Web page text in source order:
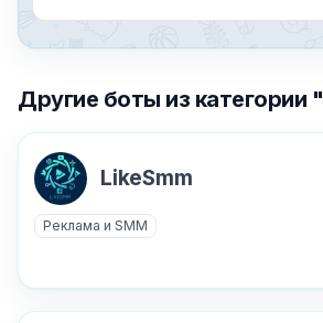
Другие боты из категории "
LikeSmm
Реклама и SMM